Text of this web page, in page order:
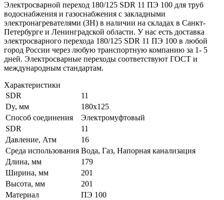
Электросварной переход 180/125 SDR 11 ПЭ 100 для труб
водоснабжения и газоснабжения с закладными
электронагревателями (ЗН) в наличии на складах в Санкт-
Петербурге и Ленинградской области. У нас есть доставка
электросварного перехода 180/125 SDR 11 ПЭ 100 в любой
город России через любую транспортную компанию за 1- 5
дней. Электросварные переходы соответствуют ГОСТ и
международным стандартам.
Характеристики
SDR
11
Dy, мм
180х125
Способ соединения
Электромуфтовый
SDR
11
Давление, Атм
16
Среда использования Вода, Газ, Напорная канализация
Длина, мм
179
Ширина, мм
201
Высота, мм
201
Материал
ПЭ 100